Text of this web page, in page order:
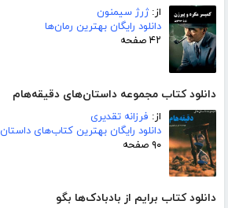
از:ژرژ سیمنون
دانلود رایگان بهترین رمان‌ها
۴۲ صفحه
دانلود کتاب مجموعه داستان‌های دقیقه‌هام
از: فرزانه تقدیری
دانلود رایگان بهترین کتاب‌های داستان
۹۰ صفحه
دانلود کتاب برایم از بادبادک‌ها بگو